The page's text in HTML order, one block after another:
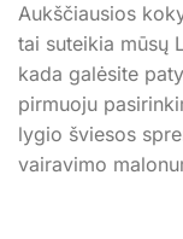
Aukščiausios
tai suteikia mūsų
kada galėsite
pirmuoju
lygio šviesos
vairavimo